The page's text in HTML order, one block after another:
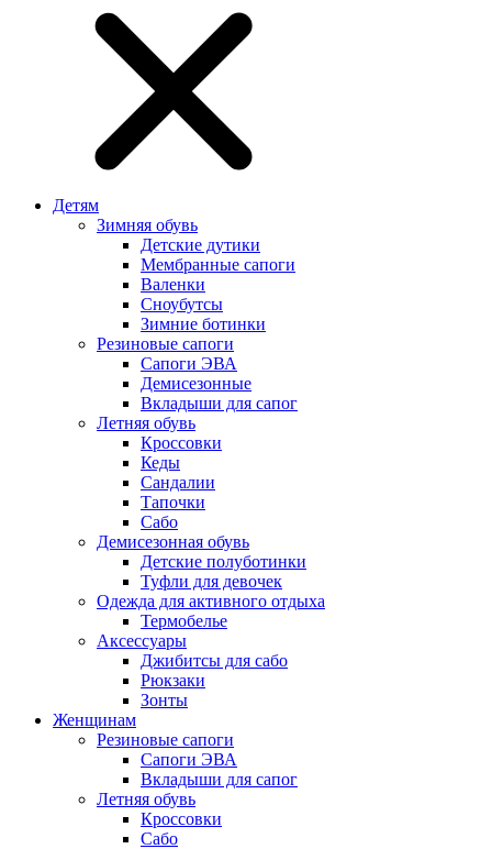
Детям
Зимняя обувь
Детские дутики
Мембранные сапоги
Валенки
Сноубутсы
Зимние ботинки
Резиновые сапоги
Сапоги ЭВА
Демисезонные
Вкладыши для сапог
Летняя обувь
Кроссовки
Кеды
Сандалии
Тапочки
Сабо
Демисезонная обувь
Детские полуботинки
Туфли для девочек
Одежда для активного отдыха
Термобелье
Аксессуары
Джибитсы для сабо
Рюкзаки
Зонты
Женщинам
Резиновые сапоги
Cапоги ЭВА
Вкладыши для сапог
Летняя обувь
Кроссовки
Сабо